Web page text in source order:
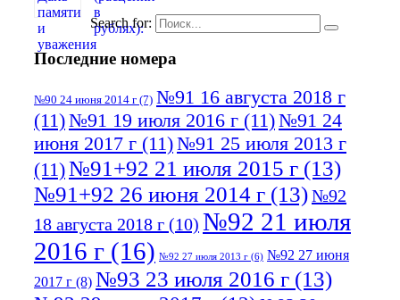
Search for:
Последние номера
№90 24 июня 2014 г (7) №91 16 августа 2018 г
(11)№91 19 июля 2016 г (11)№91 24
июня 2017 г (11)№91 25 июля 2013 г
(11)№91+92 21 июля 2015 г (13)
№91+92 26 июня 2014 г (13)№92
18 августа 2018 г (10) №92 21 июля
2016 г (16) №92 27 июля 2013 г (6) №92 27 июня
2017 г (8) №93 23 июля 2016 г (13)